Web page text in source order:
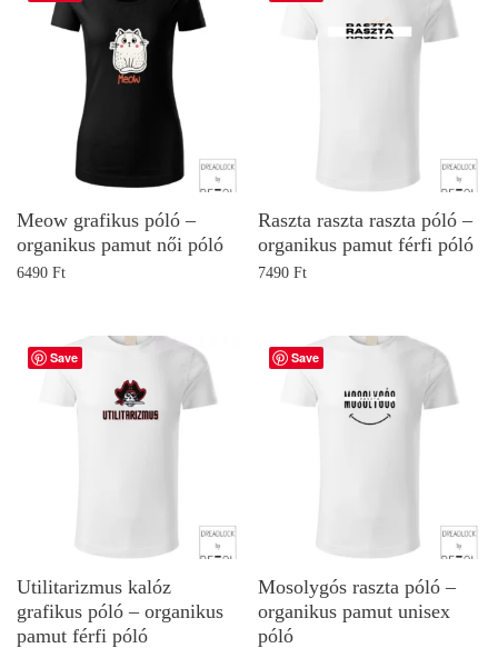
Meow grafikus póló –
organikus pamut női póló
6490 Ft
Raszta raszta raszta póló –
organikus pamut férfi póló
7490Ft
Save
Utilitarizmus kalóz
grafikus póló – organikus
pamut férfi póló
Save
Mosolygós raszta póló –
organikus pamut unisex
póló